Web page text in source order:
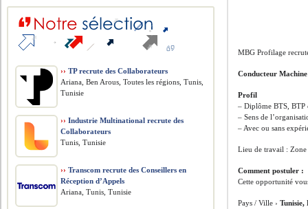
MBG Profilage
Conducteur Machine
Profil
– Diplôme BTS, BTP
– Sens de
– Avec ou sans
Lieu de travail :
Comment postuler :
Cette opportunité
Pays / Ville ›Tunisie,
›› TP recrute des Collaborateurs
Ariana, Ben Arous, Toutes les régions, Tunis,
Tunisie
›› Industrie Multinational recrute des
Collaborateurs
Tunis, Tunisie
›› Transcom recrute des Conseillers en
Réception d’Appels
Ariana, Tunis, Tunisie